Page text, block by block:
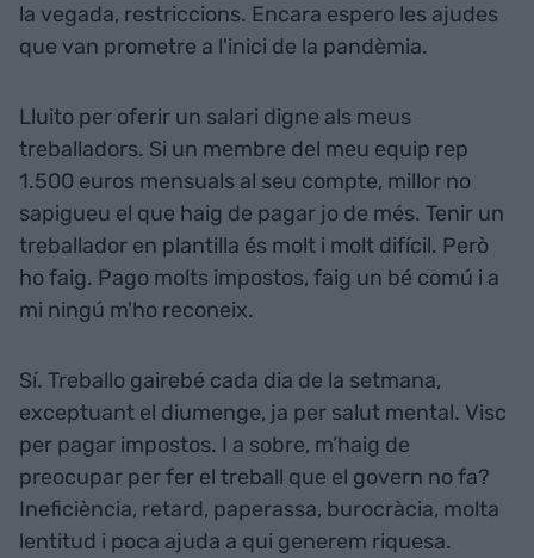
la vegada, restriccions. Encara espero les ajudes
que van prometre a l'inici de la pandèmia.
Lluito per oferir un salari digne als meus
treballadors. Si un membre del meu equip rep
1.500 euros mensuals al seu compte, millor no
sapigueu el que haig de pagar jo de més. Tenir un
treballador en plantilla és molt i molt difícil. Però
ho faig. Pago molts impostos, faig un bé comú i a
mi ningú m'ho reconeix.
Sí. Treballo gairebé cada dia de la setmana,
exceptuant el diumenge, ja per salut mental. Visc
per pagar impostos. I a sobre, m’haig de
preocupar per fer el treball que el govern no fa?
Ineficiència, retard, paperassa, burocràcia, molta
lentitud i poca ajuda a qui generem riquesa.